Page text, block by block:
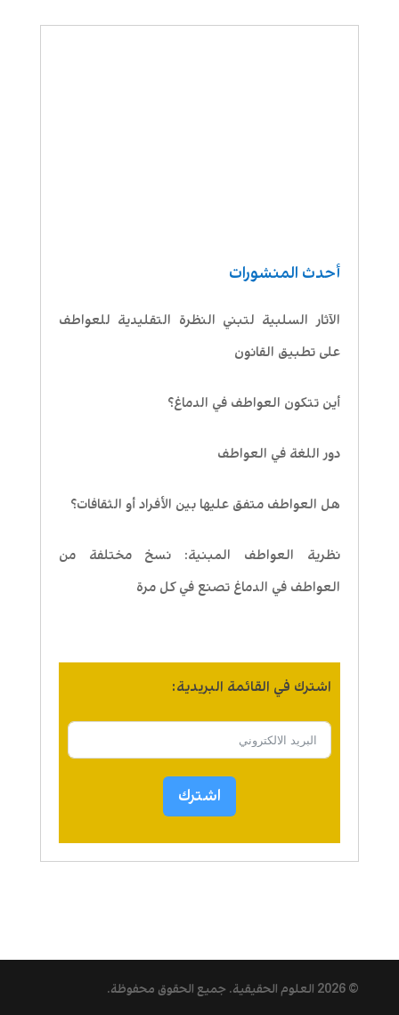
أحدث المنشورات
الآثار السلبية لتبني النظرة التقليدية للعواطف
على تطبيق القانون
أين تتكون العواطف في الدماغ؟
دور اللغة في العواطف
هل العواطف متفق عليها بين الأفراد أو الثقافات؟
نظرية العواطف المبنية: نسخ مختلفة من
العواطف في الدماغ تصنع في كل مرة
اشترك في القائمة البريدية:
اشترك
© 2026 العلوم الحقيقية. جميع الحقوق محفوظة.